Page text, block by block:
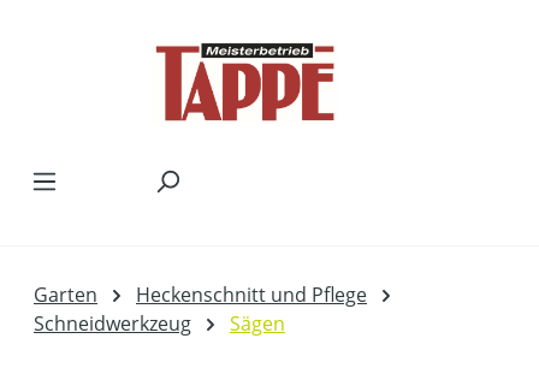
Garten
Heckenschnitt und Pflege
Schneidwerkzeug
Sägen